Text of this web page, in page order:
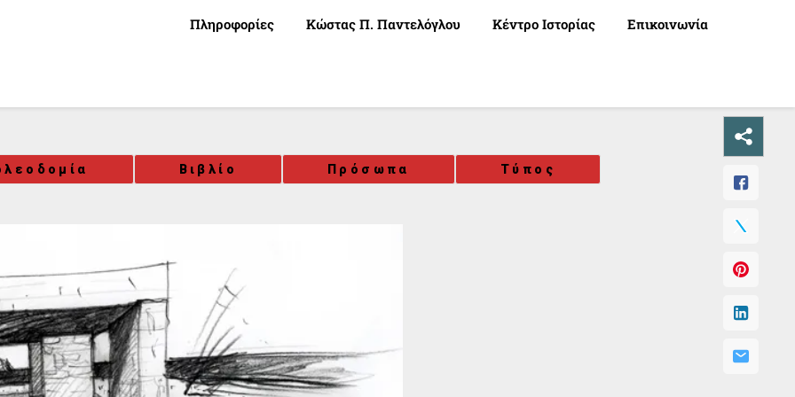
Πληροφορίες Κώστας Π. Παντελόγλου Κέντρο Ιστορίας Επικοινωνία
Βιβλίο Πρόσωπα Τύπος